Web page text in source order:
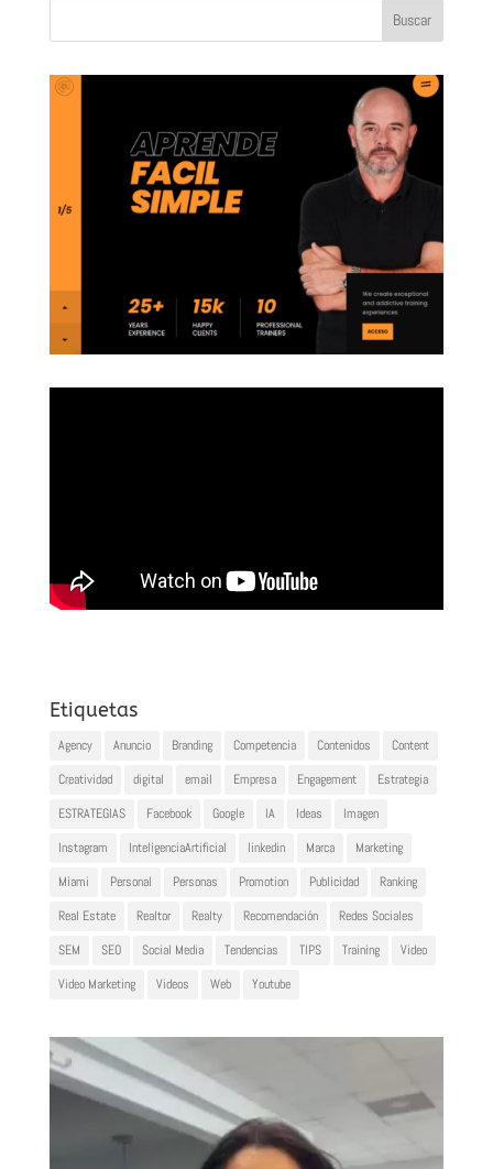
Etiquetas
Agency Anuncio Branding Competencia Contenidos
Content
Creatividad
digital email Empresa Engagement
Estrategia
ESTRATEGIAS
Facebook Google IA Ideas
Imagen
Instagram
InteligenciaArtificial linkedin Marca
Marketing
Miami
Personal Personas Promotion Publicidad
Ranking
Real Estate
Realtor Realty Recomendación
Redes Sociales
SEM
SEO Social Media Tendencias TIPS Training
Video
Video Marketing
Videos Web Youtube
Reproductor
de
vídeo